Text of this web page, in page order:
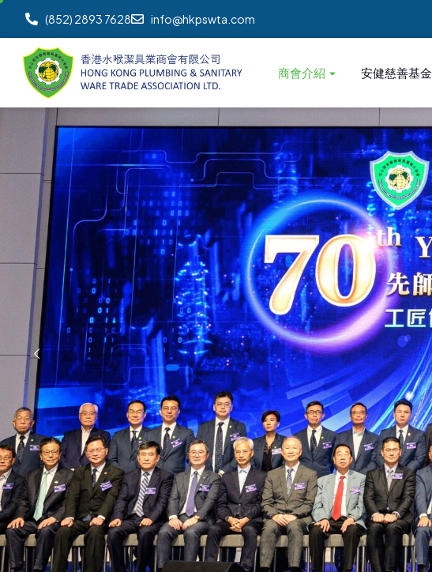
(852) 2893 7628 info@hkpswta.com
商會介紹 安健慈善基金